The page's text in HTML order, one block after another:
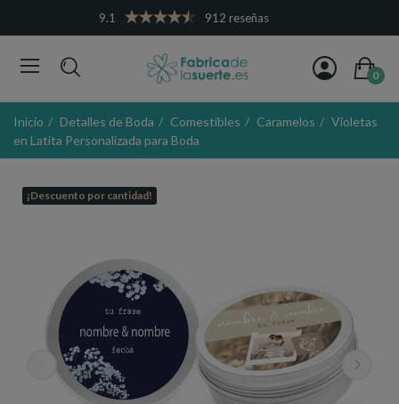
9.1 912 reseñas
0
Inicio Detalles de Boda Comestibles Caramelos
Violetas
en Latita Personalizada para Boda
¡Descuento por cantidad!